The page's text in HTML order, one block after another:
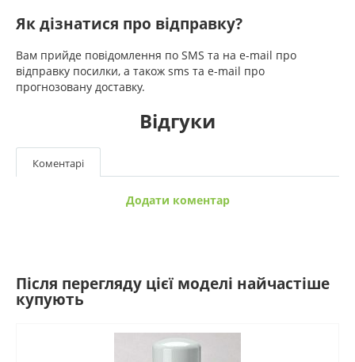
Як дізнатися про відправку?
Вам прийде повідомлення по SMS та на e-mail про
відправку посилки, а також sms та e-mail про
прогнозовану доставку.
Відгуки
Коментарі
Додати коментар
Після перегляду цієї моделі найчастіше
купують